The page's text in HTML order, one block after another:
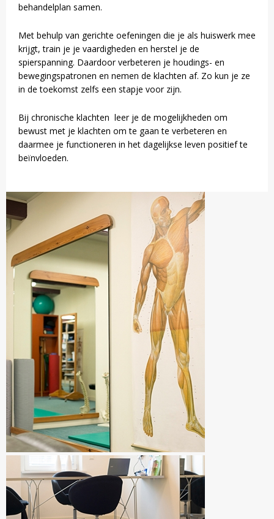
behandelplan samen.
Met behulp van gerichte oefeningen die je als huiswerk mee
krijgt, train je je vaardigheden en herstel je de
spierspanning. Daardoor verbeteren je houdings- en
bewegingspatronen en nemen de klachten af. Zo kun je ze
in de toekomst zelfs een stapje voor zijn.
Bij chronische klachten leer je de mogelijkheden om
bewust met je klachten om te gaan te verbeteren en
daarmee je functioneren in het dagelijkse leven positief te
beïnvloeden.